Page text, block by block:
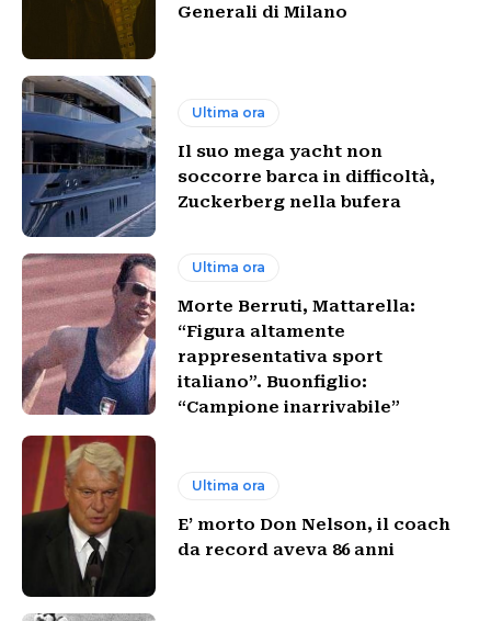
Generali di Milano
Ultima ora
Il suo mega yacht non
soccorre barca in difficoltà,
Zuckerberg nella bufera
Ultima ora
Morte Berruti, Mattarella:
“Figura altamente
rappresentativa sport
italiano”. Buonfiglio:
“Campione inarrivabile”
Ultima ora
E’ morto Don Nelson, il coach
da record aveva 86 anni